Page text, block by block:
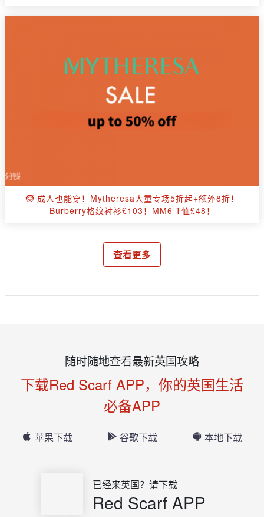
🧒 成人也能穿！Mytheresa大童专场5折起+额外8折！
Burberry格纹衬衫£103！MM6 T恤£48！
查看更多
随时随地查看最新英国攻略
下载Red Scarf APP，你的英国生活
必备APP
苹果下载 谷歌下载 本地下载
已经来英国？请下载
Red Scarf APP